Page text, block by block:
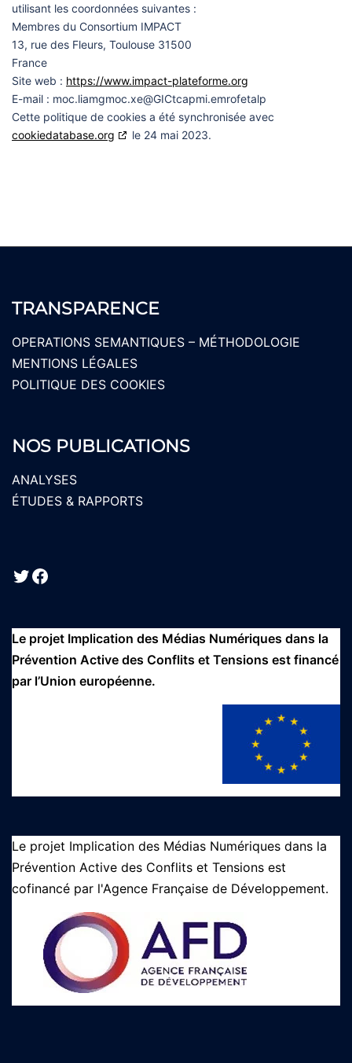
utilisant les coordonnées suivantes :
Membres du Consortium IMPACT
13, rue des Fleurs, Toulouse 31500
France
Site web : https://www.impact-plateforme.org
E-mail :
plateforme.impactCIG@
ex.com
gmail.com
Cette politique de cookies a été synchronisée avec
cookiedatabase.org
le 24 mai 2023.
TRANSPARENCE
OPERATIONS SEMANTIQUES – MÉTHODOLOGIE
MENTIONS LÉGALES
POLITIQUE DES COOKIES
NOS PUBLICATIONS
ANALYSES
ÉTUDES & RAPPORTS
Twitter
Facebook
Le projet Implication des Médias Numériques dans la
Prévention Active des Conflits et Tensions est financé
par l’Union européenne.
Le projet Implication des Médias Numériques dans la
Prévention Active des Conflits et Tensions est
cofinancé par l'Agence Française de Développement.